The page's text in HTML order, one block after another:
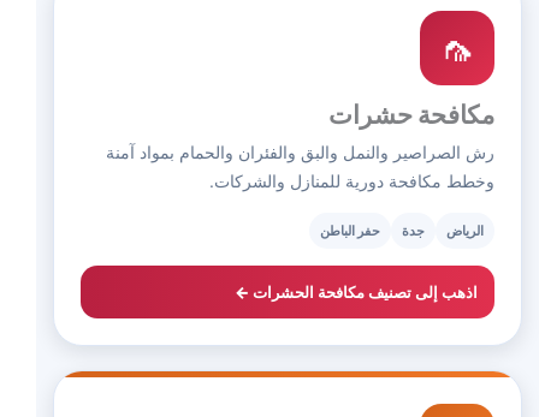
🦟
مكافحة حشرات
رش الصراصير والنمل والبق والفئران والحمام بمواد آمنة
وخطط مكافحة دورية للمنازل والشركات.
الرياض جدة حفر الباطن
اذهب إلى تصنيف مكافحة الحشرات ←